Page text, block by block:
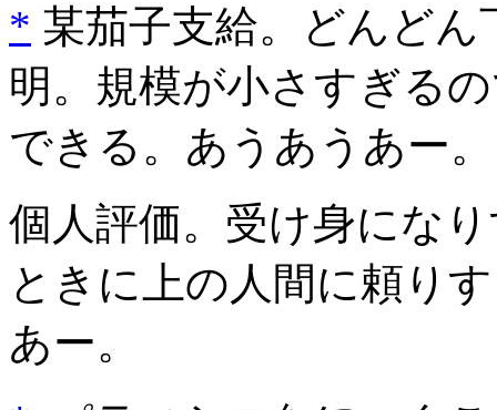
* 某茄子支給。どんど
明。規模が小さすぎる
できる。あうあうあー。
個人評価。受け身にな
ときに上の人間に頼り
あー。